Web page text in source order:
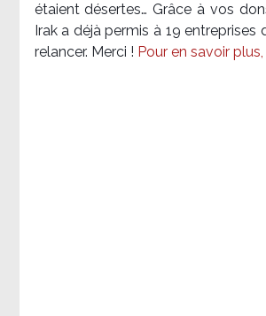
étaient désertes… Grâce à vos
Irak a déjà permis à 19 entreprises
relancer. Merci ! Pour en savoir